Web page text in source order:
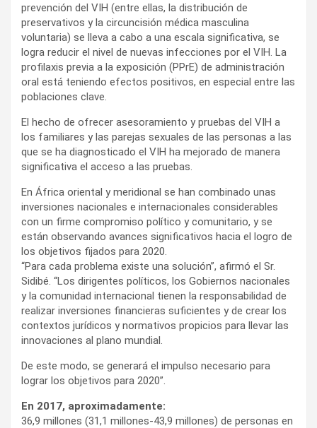
prevención del VIH (entre ellas, la distribución de
preservativos y la circuncisión médica masculina
voluntaria) se lleva a cabo a una escala significativa, se
logra reducir el nivel de nuevas infecciones por el VIH. La
profilaxis previa a la exposición (PPrE) de administración
oral está teniendo efectos positivos, en especial entre las
poblaciones clave.
El hecho de ofrecer asesoramiento y pruebas del VIH a
los familiares y las parejas sexuales de las personas a las
que se ha diagnosticado el VIH ha mejorado de manera
significativa el acceso a las pruebas.
En África oriental y meridional se han combinado unas
inversiones nacionales e internacionales considerables
con un firme compromiso político y comunitario, y se
están observando avances significativos hacia el logro de
los objetivos fijados para 2020.
“Para cada problema existe una solución”, afirmó el Sr.
Sidibé. “Los dirigentes políticos, los Gobiernos nacionales
y la comunidad internacional tienen la responsabilidad de
realizar inversiones financieras suficientes y de crear los
contextos jurídicos y normativos propicios para llevar las
innovaciones al plano mundial.
De este modo, se generará el impulso necesario para
lograr los objetivos para 2020”.
En 2017, aproximadamente:
36,9 millones (31,1 millones-43,9 millones) de personas en